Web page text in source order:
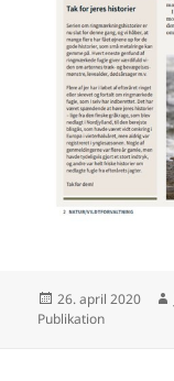
Udgivet
i
26. april 2020
Publikation